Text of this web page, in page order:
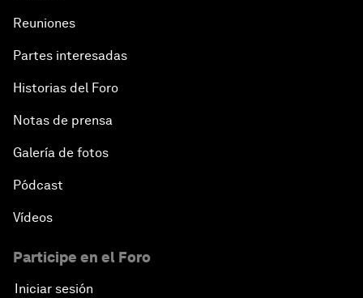
Reuniones
Partes interesadas
Historias del Foro
Notas de prensa
Galería de fotos
Pódcast
Vídeos
Participe en el Foro
Iniciar sesión